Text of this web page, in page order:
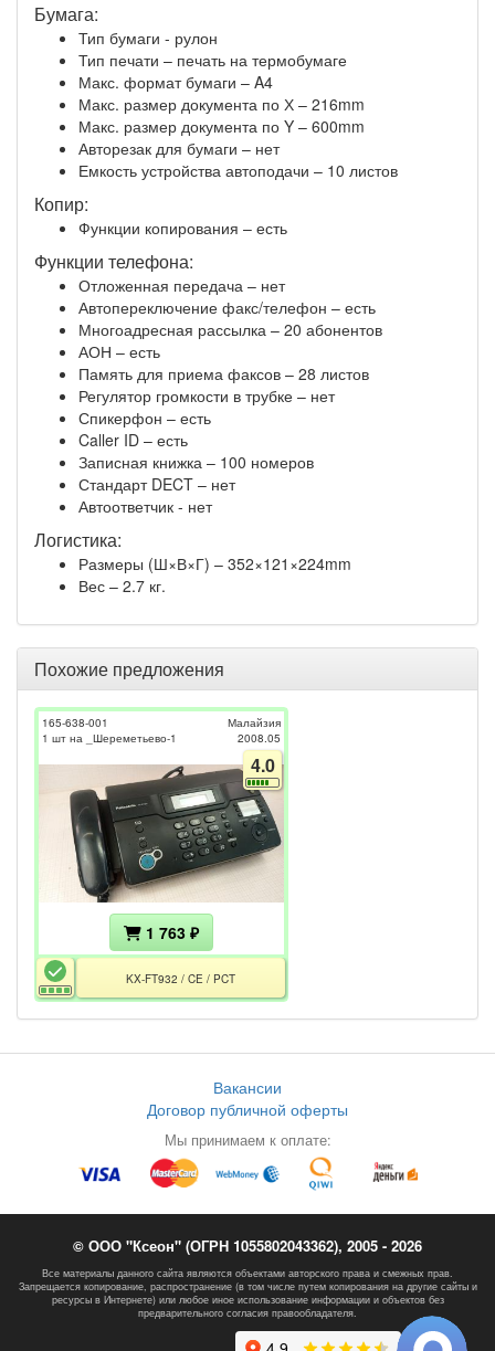
Бумага:
Тип бумаги - рулон
Тип печати – печать на термобумаге
Макс. формат бумаги – A4
Макс. размер документа по Х – 216mm
Макс. размер документа по Y – 600mm
Авторезак для бумаги – нет
Емкость устройства автоподачи – 10 листов
Копир:
Функции копирования – есть
Функции телефона:
Отложенная передача – нет
Автопереключение факс/телефон – есть
Многоадресная рассылка – 20 абонентов
АОН – есть
Память для приема факсов – 28 листов
Регулятор громкости в трубке – нет
Спикерфон – есть
Caller ID – есть
Записная книжка – 100 номеров
Стандарт DECT – нет
Автоответчик - нет
Логистика:
Размеры (Ш×В×Г) – 352×121×224mm
Вес – 2.7 кг.
Похожие предложения
165-638-001
1 шт на _Шереметьево-1
Малайзия
2008.05
4.0
1 763 ₽
KX-FT932 / CE / PCT
Вакансии
Договор публичной оферты
Мы принимаем к оплате:
© ООО "Ксеон" (ОГРН 1055802043362), 2005 - 2026
Все материалы данного сайта являются объектами авторского права и смежных прав.
Запрещается копирование, распространение (в том числе путем копирования на другие сайты и
ресурсы в Интернете) или любое иное использование информации и объектов без
предварительного согласия правообладателя.